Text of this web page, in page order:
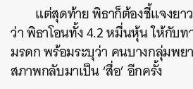
แต่สุดท้าย พิธาก็ต้องชี้แจงยา
ว่า พิธาโอนทั้ง 4.2 หมื่นหุ้น ให้กับ
มรดก พร้อมระบุว่า คนบางกลุ่มพย
สภาพกลับมาเป็น ‘สื่อ’ อีกครั้ง